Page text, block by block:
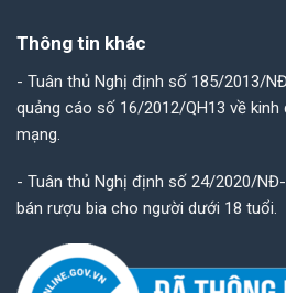
Thông tin khác
- Tuân thủ Nghị định số 185/2013/
quảng cáo số 16/2012/QH13 về kinh
mạng.
- Tuân thủ Nghị định số 24/2020/
bán rượu bia cho người dưới 18 tuổi.